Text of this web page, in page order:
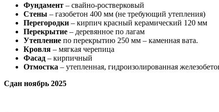
Фундамент – свайно-ростверковый
Стены – газобетон 400 мм (не требующий утепления)
Перегородки – кирпич красный керамический 120 мм
Перекрытие – деревянное по лагам
Утепление по перекрытию 250 мм – каменная вата.
Кровля – мягкая черепица
Фасад – кирпичный
Отмостка – утепленная, гидроизолированная
Сдан ноябрь 2025